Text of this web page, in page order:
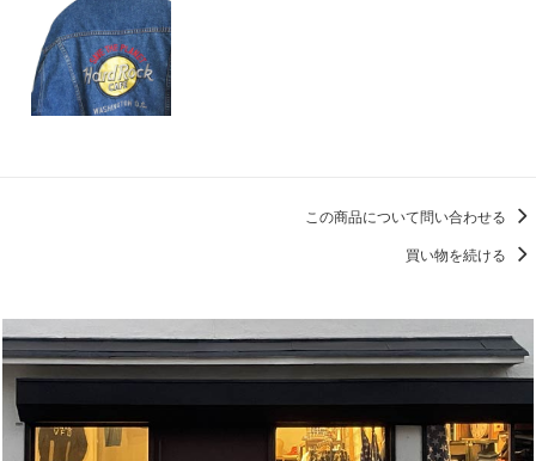
この商品について問い合わせる
買い物を続ける